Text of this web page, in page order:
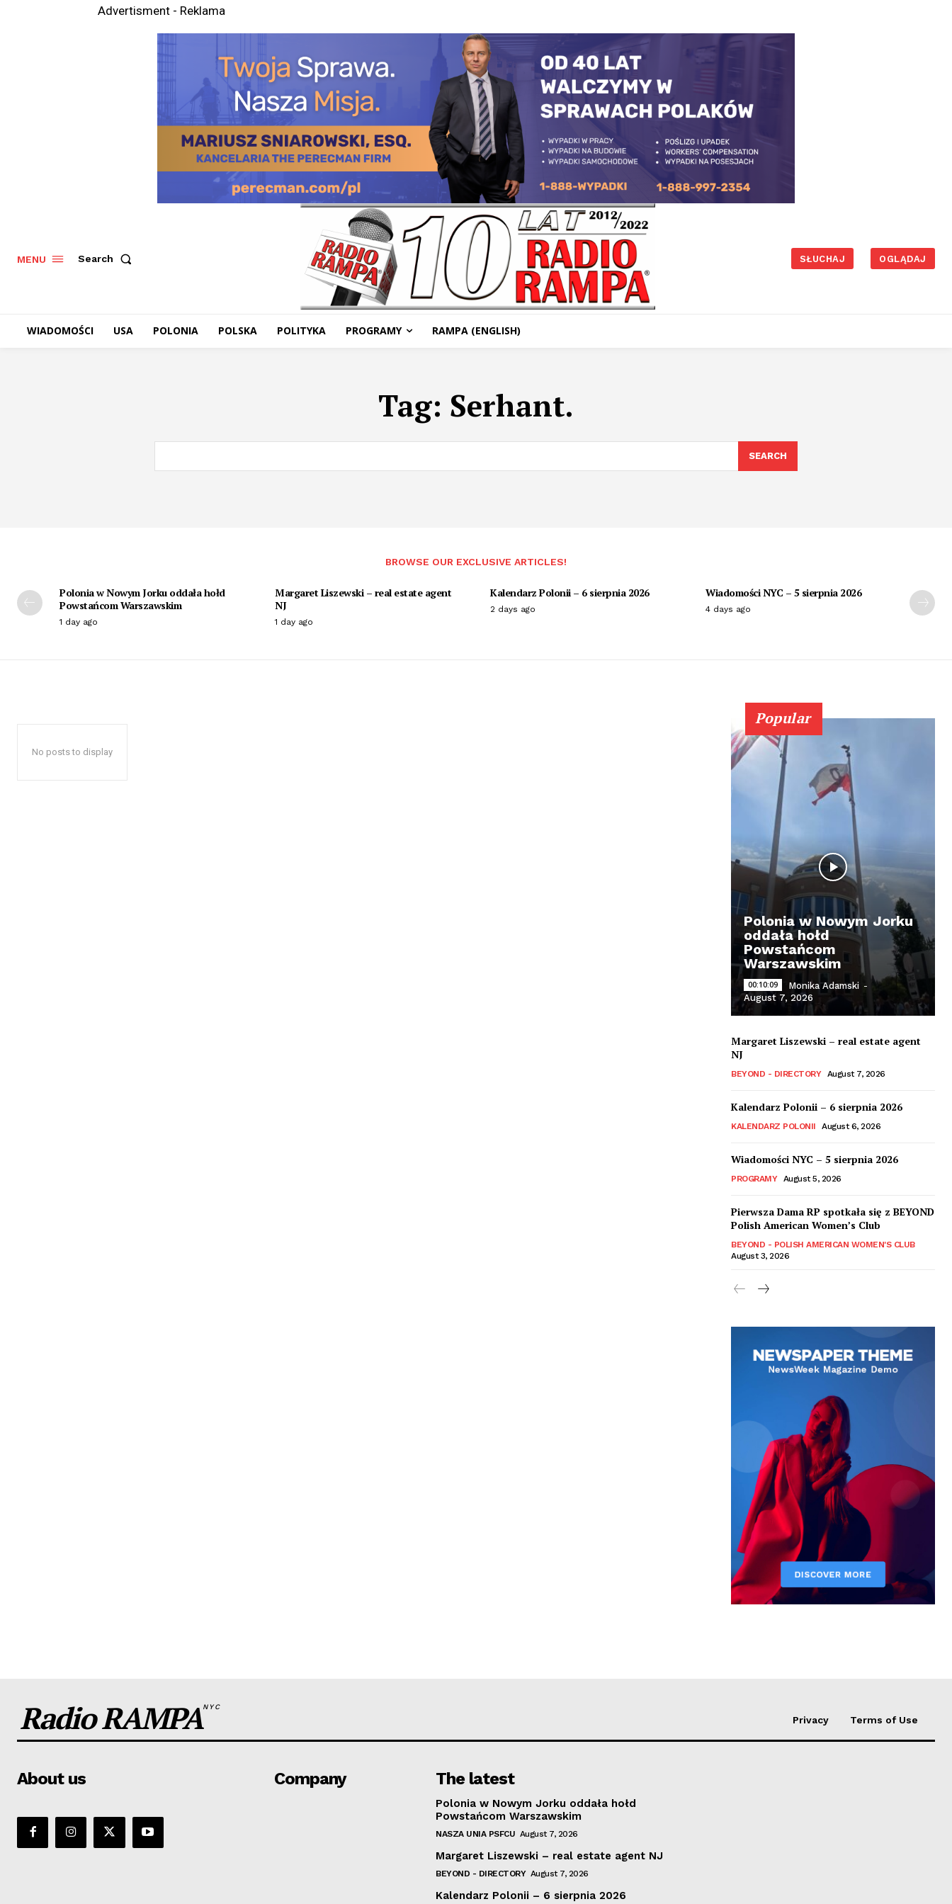
Advertisment - Reklama
MENU Search SŁUCHAJ OGLĄDAJ
WIADOMOŚCI USA POLONIA POLSKA POLITYKA PROGRAMY RAMPA (ENGLISH)
Tag: Serhant.
SEARCH
BROWSE OUR EXCLUSIVE ARTICLES!
Polonia w Nowym Jorku oddała hołd
Powstańcom Warszawskim
1 day ago
Margaret Liszewski – real estate agent
NJ
1 day ago
Kalendarz Polonii – 6 sierpnia 2026
2 days ago
Wiadomości NYC – 5 sierpnia 2026
4 days ago
No posts to display
Popular
Polonia w Nowym Jorku
oddała hołd
Powstańcom
Warszawskim
00:10:09 Monika Adamski -
August 7, 2026
Margaret Liszewski – real estate agent
NJ
BEYOND - DIRECTORY August 7, 2026
Kalendarz Polonii – 6 sierpnia 2026
KALENDARZ POLONII August 6, 2026
Wiadomości NYC – 5 sierpnia 2026
PROGRAMY August 5, 2026
Pierwsza Dama RP spotkała się z BEYOND
Polish American Women’s Club
BEYOND - POLISH AMERICAN WOMEN'S CLUB
August 3, 2026
Radio RAMPANYC
Privacy Terms of Use
About us Company The latest
Polonia w Nowym Jorku oddała hołd
Powstańcom Warszawskim
NASZA UNIA PSFCU August 7, 2026
Margaret Liszewski – real estate agent NJ
BEYOND - DIRECTORY August 7, 2026
Kalendarz Polonii – 6 sierpnia 2026